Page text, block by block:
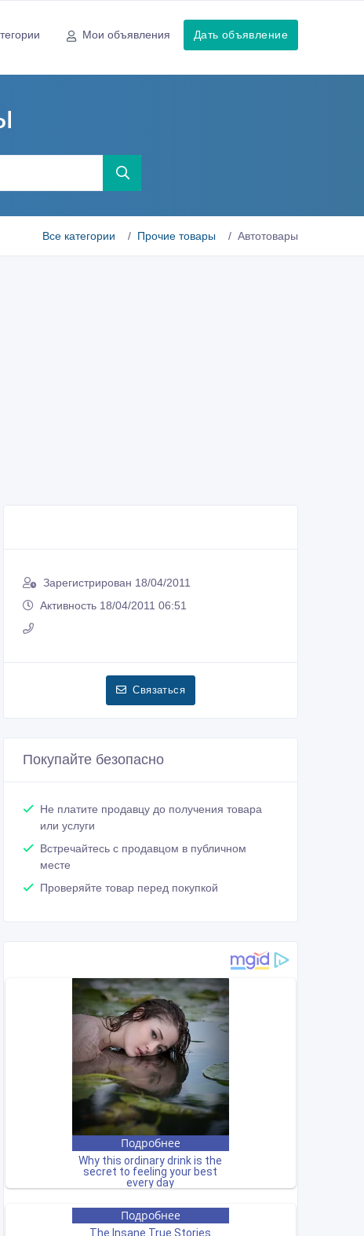
Мои объявления Дать объявление
Все категории Прочие товары Автотовары
Зарегистрирован 18/04/2011
Активность 18/04/2011 06:51
Связаться
Покупайте безопасно
Не платите продавцу до получения товара
или услуги
Встречайтесь с продавцом в публичном
месте
Проверяйте товар перед покупкой